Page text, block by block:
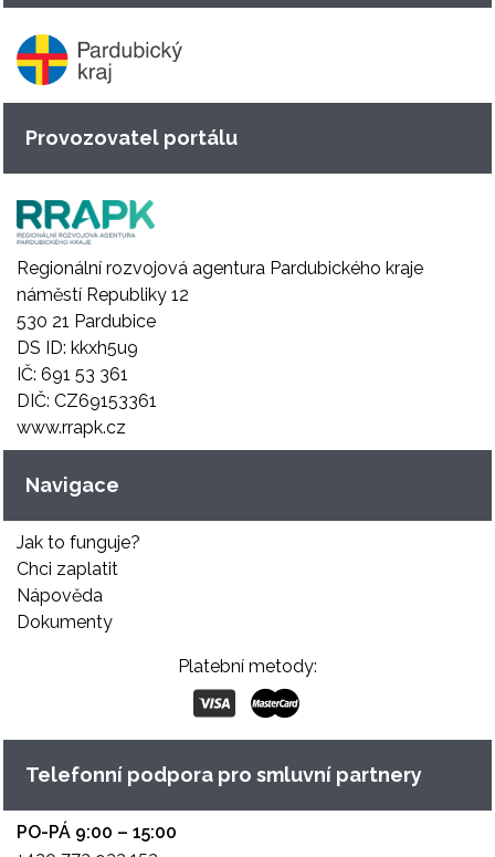
Provozovatel portálu
Regionální rozvojová agentura Pardubického kraje
náměstí Republiky 12
530 21 Pardubice
DS ID: kkxh5u9
IČ: 691 53 361
DIČ: CZ69153361
www.rrapk.cz
Navigace
Jak to funguje?
Chci zaplatit
Nápověda
Dokumenty
Platební metody:
Telefonní podpora pro smluvní partnery
PO-PÁ 9:00 – 15:00